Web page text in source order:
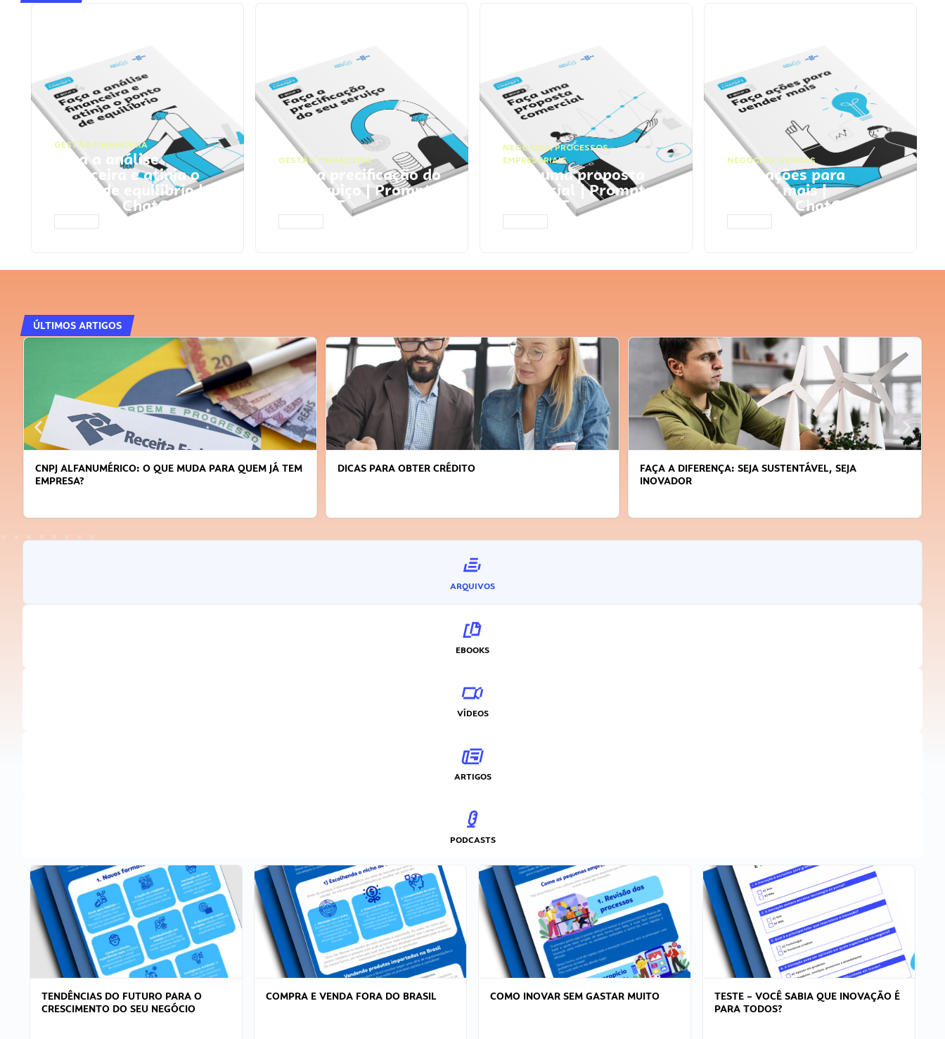
GESTÃO FINANCEIRA
Faça a análise
financeira e atinja o
ponto de equilíbrio |
Prompts ChatGPT
GESTÃO FINANCEIRA
Faça a precificação do
seu serviço | Prompts
ChatGPT
NEGÓCIOS,PROCESSOS
EMPRESARIAIS
Faça uma proposta
comercial | Prompts
ChatGPT
NEGÓCIOS, VENDAS
Faça ações para
vender mais |
Prompts ChatGPT
ÚLTIMOS ARTIGOS
CNPJ ALFANUMÉRICO: O QUE MUDA PARA QUEM JÁ TEM
EMPRESA?
DICAS PARA OBTER CRÉDITO
FAÇA A DIFERENÇA: SEJA SUSTENTÁVEL, SEJA
INOVADOR
ARQUIVOS
EBOOKS
VÍDEOS
ARTIGOS
PODCASTS
TENDÊNCIAS DO FUTURO PARA O
CRESCIMENTO DO SEU NEGÓCIO
COMPRA E VENDA FORA DO BRASIL COMO INOVAR SEM GASTAR MUITO
TESTE – VOCÊ SABIA QUE INOVAÇÃO É
PARA TODOS?